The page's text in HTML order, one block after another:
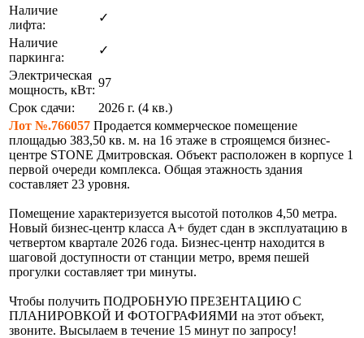
Наличие
лифта:
✓
Наличие
паркинга:
✓
Электрическая
мощность, кВт:
97
Срок сдачи:
2026 г. (4 кв.)
Лот №.766057 Продается коммерческое помещение
площадью 383,50 кв. м. на 16 этаже в строящемся бизнес-
центре STONE Дмитровская. Объект расположен в корпусе 1
первой очереди комплекса. Общая этажность здания
составляет 23 уровня.
Помещение характеризуется высотой потолков 4,50 метра.
Новый бизнес-центр класса А+ будет сдан в эксплуатацию в
четвертом квартале 2026 года. Бизнес-центр находится в
шаговой доступности от станции метро, время пешей
прогулки составляет три минуты.
Чтобы получить ПОДРОБНУЮ ПРЕЗЕНТАЦИЮ С
ПЛАНИРОВКОЙ И ФОТОГРАФИЯМИ на этот объект,
звоните. Высылаем в течение 15 минут по запросу!